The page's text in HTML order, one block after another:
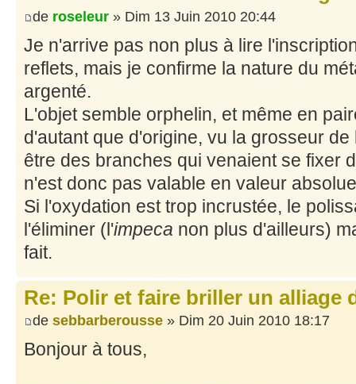
de roseleur » Dim 13 Juin 2010 20:44
Je n'arrive pas non plus à lire
reflets, mais je confirme la nature du
argenté.
L'objet semble orphelin, et même en
d'autant que d'origine, vu la grosseur
être des branches qui venaient se fixer
n'est donc pas valable en valeur
Si l'oxydation est trop incrustée, le
l'éliminer (l'impeca non plus d'ailleurs)
fait.
Re: Polir et faire briller un alliage
de sebbarberousse » Dim 20 Juin 2010 18:17
Bonjour à tous,